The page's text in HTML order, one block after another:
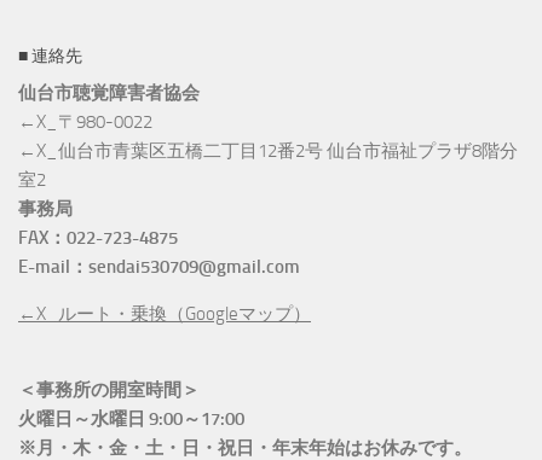
■ 連絡先
仙台市聴覚障害者協会
←X_〒980-0022
←X_仙台市青葉区五橋二丁目12番2号 仙台市福祉プラザ8階分
室2
事務局
FAX：022-723-4875
E-mail：sendai530709@gmail.com
←X_ルート・乗換（Googleマップ）
＜事務所の開室時間＞
火曜日～水曜日 9:00～17:00
※月・木・金・土・日・祝日・年末年始はお休みです。